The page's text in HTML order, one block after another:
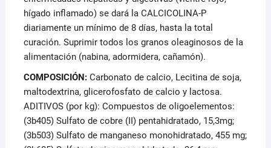
hígado inflamado) se dará la CALCICOLINA-P
diariamente un mínimo de 8 días, hasta la total
curación. Suprimir todos los granos oleaginosos de la
alimentación (nabina, adormidera, cañamón).
COMPOSICIÓN:Carbonato de calcio, Lecitina de soja,
maltodextrina, glicerofosfato de calcio y lactosa.
ADITIVOS (por kg): Compuestos de oligoelementos:
(3b405) Sulfato de cobre (II) pentahidratado, 15,3mg;
(3b503) Sulfato de manganeso monohidratado, 455 mg;